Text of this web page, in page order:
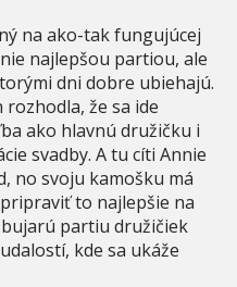
na ako-tak fungujúcej
najlepšou partiou, ale
dni dobre ubiehajú.
že sa ide
ako hlavnú družičku i
svadby. A tu cíti Annie
no svoju kamošku má
to najlepšie na
partiu družičiek
kde sa ukáže